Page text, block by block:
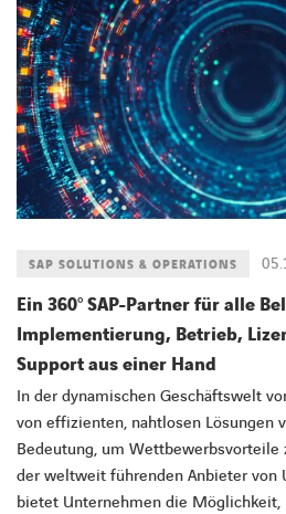
SAP SOLUTIONS & OPERATIONS
Ein 360° SAP-Partner für alle
Implementierung, Betrieb,
Support aus einer Hand
In der dynamischen Geschäftswelt
von effizienten, nahtlosen Lösungen
Bedeutung, um Wettbewerbsvorteile
der weltweit führenden Anbieter von
bietet Unternehmen die